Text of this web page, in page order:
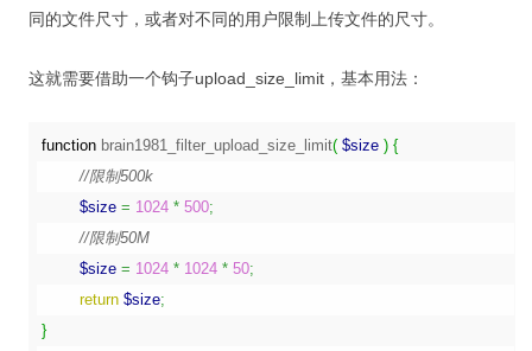
同的文件尺寸，或者对不同的用户限制上传文件的尺寸。
这就需要借助一个钩子upload_size_limit，基本用法：
function brain1981_filter_upload_size_limit( $size ) {
//限制500k
$size = 1024 * 500;
//限制50M
$size = 1024 * 1024 * 50;
return $size;
}